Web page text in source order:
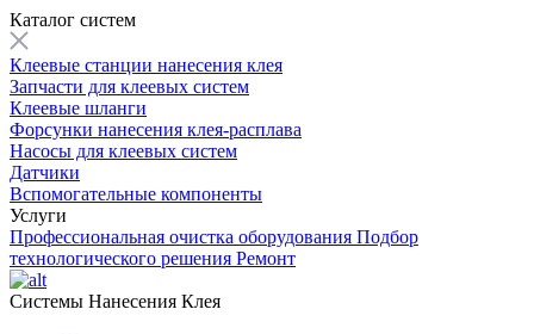
Каталог систем
Клеевые станции нанесения клея
Запчасти для клеевых систем
Клеевые шланги
Форсунки нанесения клея-расплава
Насосы для клеевых систем
Датчики
Вспомогательные компоненты
Услуги
Профессиональная очистка оборудования Подбор
технологического решения Ремонт
Системы Нанесения Клея